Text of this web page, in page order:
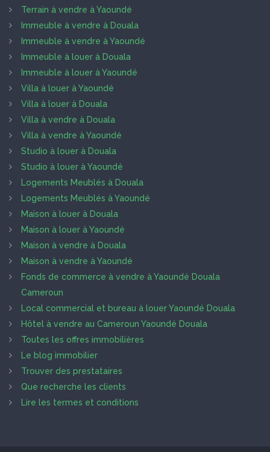
Terrain à vendre à Yaoundé
Immeuble à vendre à Douala
Immeuble à vendre à Yaoundé
Immeuble à louer à Douala
Immeuble à louer à Yaoundé
Villa à louer à Yaoundé
Villa à louer à Douala
Villa à vendre à Douala
Villa à vendre à Yaoundé
Studio à louer à Douala
Studio à louer à Yaoundé
Logements Meublés à Douala
Logements Meublés à Yaoundé
Maison à louer à Douala
Maison à louer à Yaoundé
Maison à vendre à Douala
Maison à vendre à Yaoundé
Fonds de commerce à vendre à Yaoundé Douala
Cameroun
Local commercial et bureau à louer Yaoundé Douala
Hôtel à vendre au Cameroun Yaoundé Douala
Toutes les offres immobilières
Le blog immobilier
Trouver des prestataires
Que recherche les clients
Lire les termes et conditions